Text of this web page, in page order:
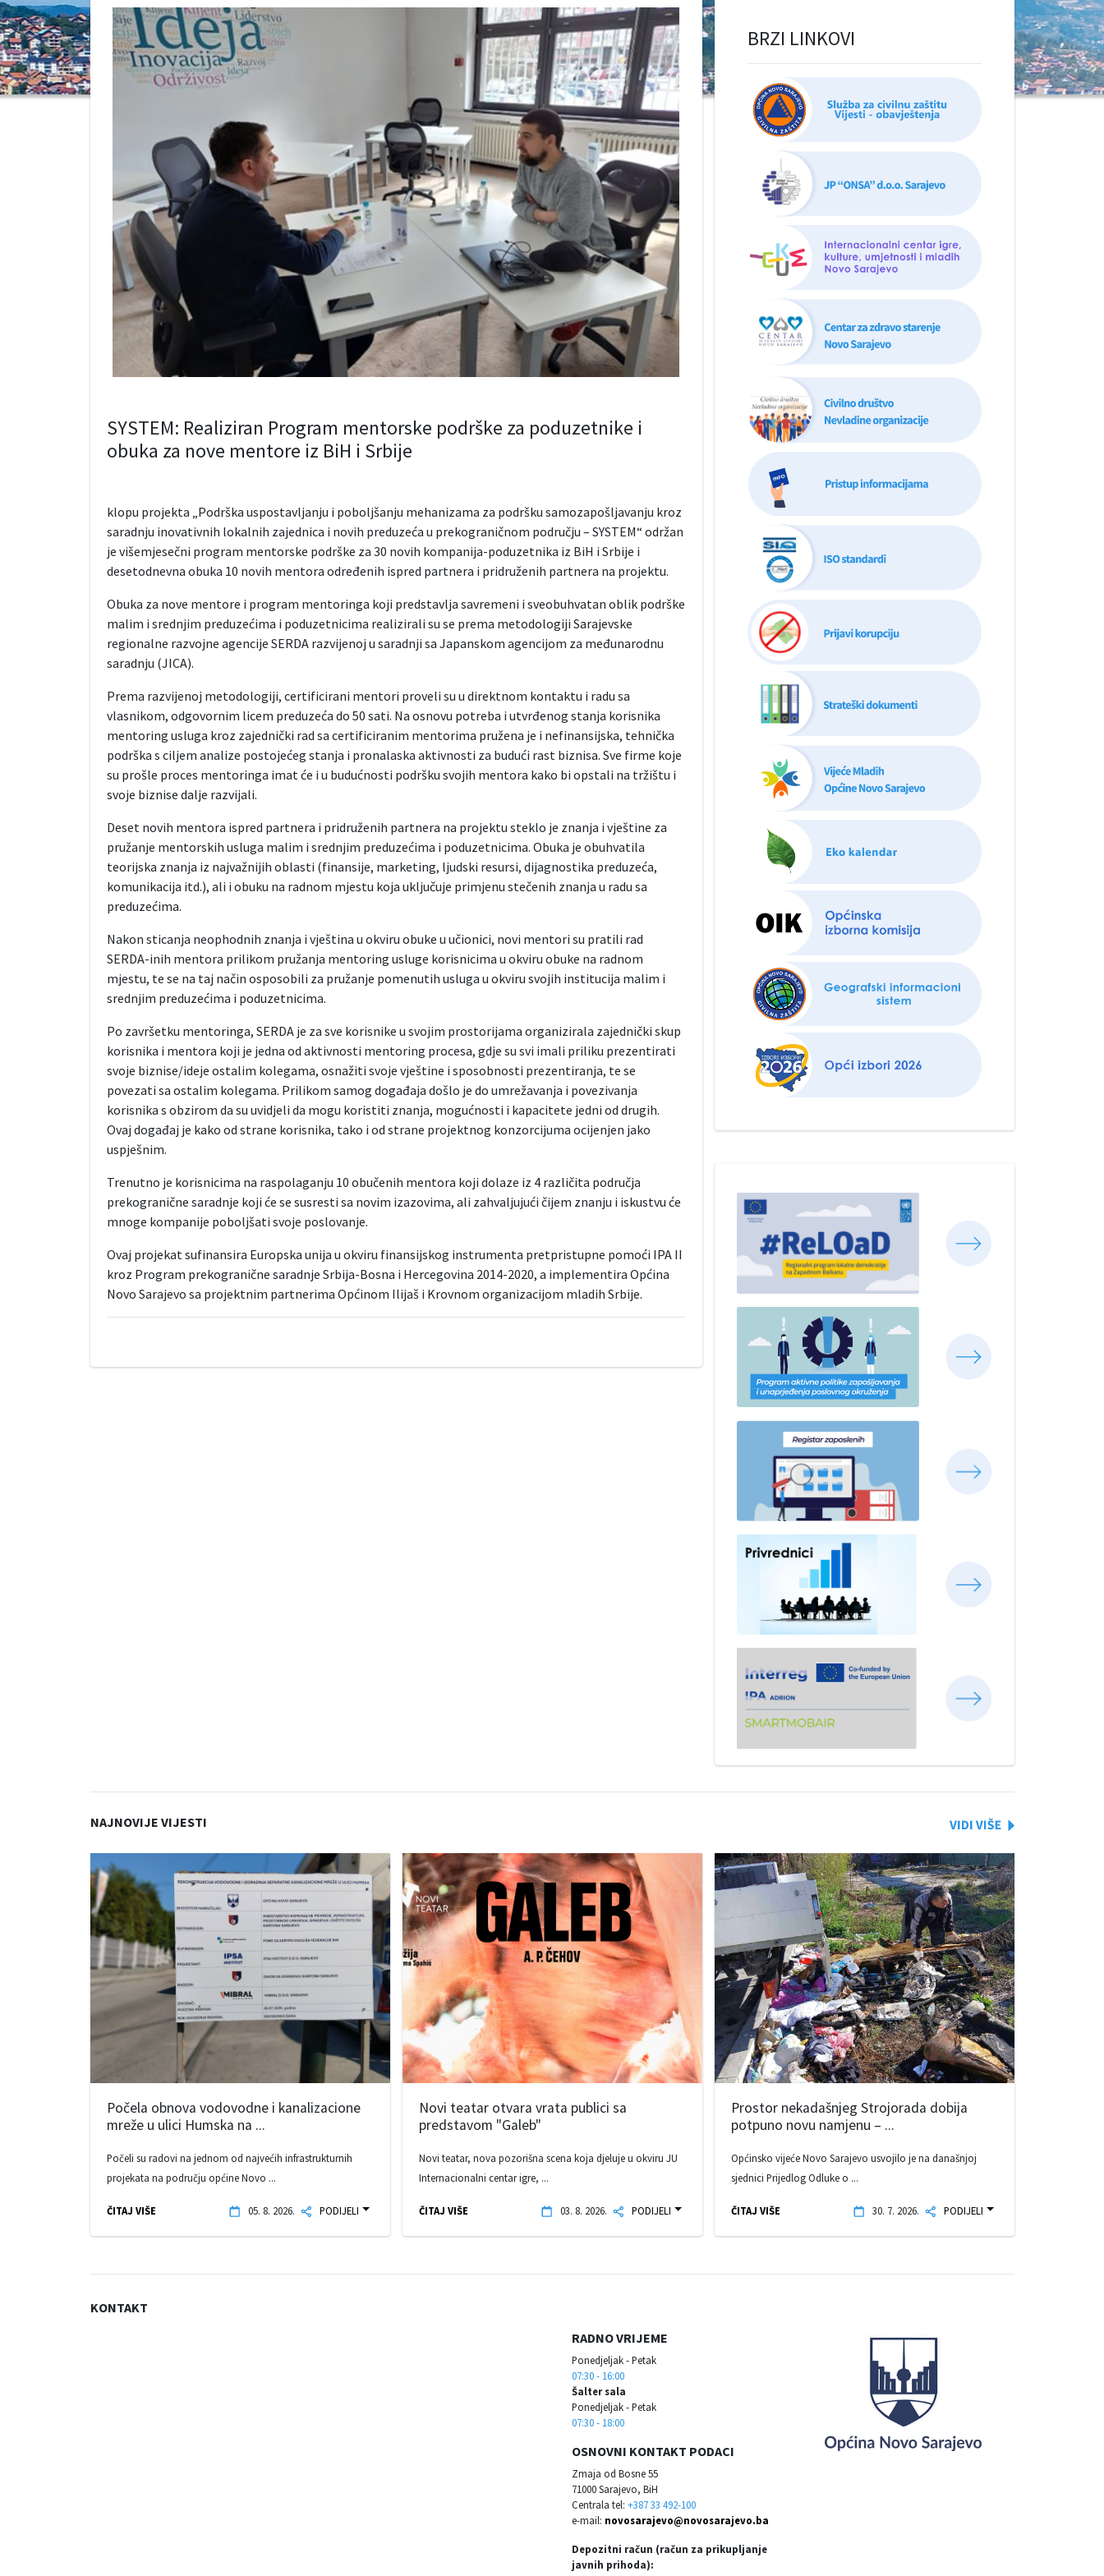
SYSTEM: Realiziran Program mentorske podrške za poduzetnike i
obuka za nove mentore iz BiH i Srbije
klopu projekta „Podrška uspostavljanju i poboljšanju mehanizama za podršku samozapošljavanju kroz
saradnju inovativnih lokalnih zajednica i novih preduzeća u prekograničnom području – SYSTEM“ održan
je višemjesečni program mentorske podrške za 30 novih kompanija-poduzetnika iz BiH i Srbije i
desetodnevna obuka 10 novih mentora određenih ispred partnera i pridruženih partnera na projektu.
Obuka za nove mentore i program mentoringa koji predstavlja savremeni i sveobuhvatan oblik podrške
malim i srednjim preduzećima i poduzetnicima realizirali su se prema metodologiji Sarajevske
regionalne razvojne agencije SERDA razvijenoj u saradnji sa Japanskom agencijom za međunarodnu
saradnju (JICA).
Prema razvijenoj metodologiji, certificirani mentori proveli su u direktnom kontaktu i radu sa
vlasnikom, odgovornim licem preduzeća do 50 sati. Na osnovu potreba i utvrđenog stanja korisnika
mentoring usluga kroz zajednički rad sa certificiranim mentorima pružena je i nefinansijska, tehnička
podrška s ciljem analize postojećeg stanja i pronalaska aktivnosti za budući rast biznisa. Sve firme koje
su prošle proces mentoringa imat će i u budućnosti podršku svojih mentora kako bi opstali na tržištu i
svoje biznise dalje razvijali.
Deset novih mentora ispred partnera i pridruženih partnera na projektu steklo je znanja i vještine za
pružanje mentorskih usluga malim i srednjim preduzećima i poduzetnicima. Obuka je obuhvatila
teorijska znanja iz najvažnijih oblasti (finansije, marketing, ljudski resursi, dijagnostika preduzeća,
komunikacija itd.), ali i obuku na radnom mjestu koja uključuje primjenu stečenih znanja u radu sa
preduzećima.
Nakon sticanja neophodnih znanja i vještina u okviru obuke u učionici, novi mentori su pratili rad
SERDA-inih mentora prilikom pružanja mentoring usluge korisnicima u okviru obuke na radnom
mjestu, te se na taj način osposobili za pružanje pomenutih usluga u okviru svojih institucija malim i
srednjim preduzećima i poduzetnicima.
Po završetku mentoringa, SERDA je za sve korisnike u svojim prostorijama organizirala zajednički skup
korisnika i mentora koji je jedna od aktivnosti mentoring procesa, gdje su svi imali priliku prezentirati
svoje biznise/ideje ostalim kolegama, osnažiti svoje vještine i sposobnosti prezentiranja, te se
povezati sa ostalim kolegama. Prilikom samog događaja došlo je do umrežavanja i povezivanja
korisnika s obzirom da su uvidjeli da mogu koristiti znanja, mogućnosti i kapacitete jedni od drugih.
Ovaj događaj je kako od strane korisnika, tako i od strane projektnog konzorcijuma ocijenjen jako
uspješnim.
Trenutno je korisnicima na raspolaganju 10 obučenih mentora koji dolaze iz 4 različita područja
prekogranične saradnje koji će se susresti sa novim izazovima, ali zahvaljujući čijem znanju i iskustvu će
mnoge kompanije poboljšati svoje poslovanje.
Ovaj projekat sufinansira Europska unija u okviru finansijskog instrumenta pretpristupne pomoći IPA II
kroz Program prekogranične saradnje Srbija-Bosna i Hercegovina 2014-2020, a implementira Općina
Novo Sarajevo sa projektnim partnerima Općinom Ilijaš i Krovnom organizacijom mladih Srbije.
BRZI LINKOVI
NAJNOVIJE VIJESTI
Počela obnova vodovodne i kanalizacione
mreže u ulici Humska na ...
Počeli su radovi na jednom od najvećih infrastrukturnih
projekata na području općine Novo ...
ČITAJ VIŠE 05. 8. 2026. PODIJELI
Novi teatar otvara vrata publici sa
predstavom "Galeb"
Novi teatar, nova pozorišna scena koja djeluje u okviru JU
Internacionalni centar igre, ...
ČITAJ VIŠE 03. 8. 2026. PODIJELI
Prostor nekadašnjeg Strojorada dobija
potpuno novu namjenu – ...
Općinsko vijeće Novo Sarajevo usvojilo je na današnjoj
sjednici Prijedlog Odluke o ...
ČITAJ VIŠE 30. 7. 2026. PODIJELI
KONTAKT
RADNO VRIJEME
Ponedjeljak - Petak
07:30 - 16:00
Šalter sala
Ponedjeljak - Petak
07:30 - 18:00
OSNOVNI KONTAKT PODACI
Zmaja od Bosne 55
71000 Sarajevo, BiH
Centrala tel: +387 33 492-100
e-mail: novosarajevo@novosarajevo.ba
Depozitni račun (račun za prikupljanje
javnih prihoda):